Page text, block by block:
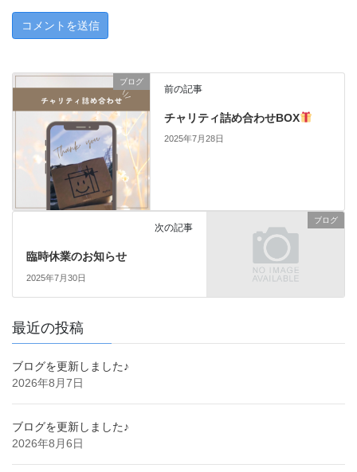
ブログ
前の記事
チャリティ詰め合わせBOX
2025年7月28日
ブログ
次の記事
臨時休業のお知らせ
2025年7月30日
最近の投稿
ブログを更新しました♪
2026年8月7日
ブログを更新しました♪
2026年8月6日